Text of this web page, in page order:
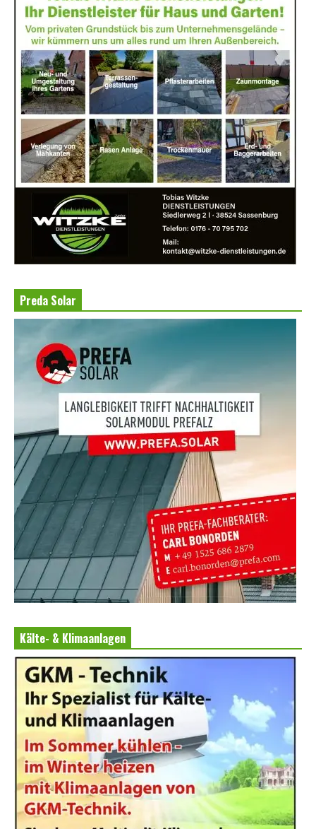
Preda Solar
Kälte- & Klimaanlagen